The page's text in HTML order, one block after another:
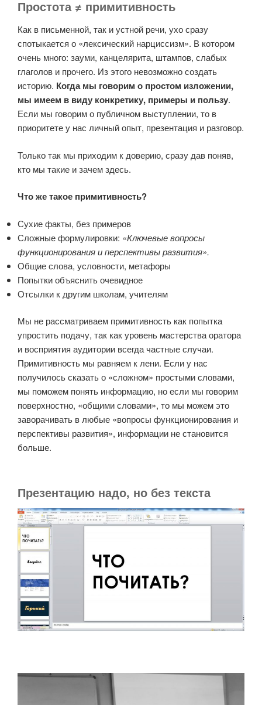
Простота ≠ примитивность
Как в письменной, так и устной речи, ухо сразу
спотыкается о «лексический нарциссизм». В котором
очень много: зауми, канцелярита, штампов, слабых
глаголов и прочего. Из этого невозможно создать
историю. Когда мы говорим о простом изложении,
мы имеем в виду конкретику, примеры и пользу.
Если мы говорим о публичном выступлении, то в
приоритете у нас личный опыт, презентация и разговор.
Только так мы приходим к доверию, сразу дав поняв,
кто мы такие и зачем здесь.
Что же такое примитивность?
Сухие факты, без примеров
Сложные формулировки: «Ключевые вопросы
функционирования и перспективы развития».
Общие слова, условности, метафоры
Попытки объяснить очевидное
Отсылки к другим школам, учителям
Мы не рассматриваем примитивность как попытка
упростить подачу, так как уровень мастерства оратора
и восприятия аудитории всегда частные случаи.
Примитивность мы равняем к лени. Если у нас
получилось сказать о «сложном» простыми словами,
мы поможем понять информацию, но если мы говорим
поверхностно, «общими словами», то мы можем это
заворачивать в любые «вопросы функционирования и
перспективы развития», информации не становится
больше.
Презентацию надо, но без текста